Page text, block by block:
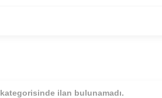
kategorisinde ilan bulunamadı.